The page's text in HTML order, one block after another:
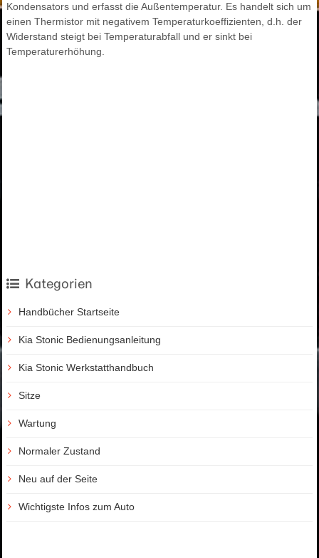
Kondensators und erfasst die Außentemperatur. Es handelt sich um
einen Thermistor mit negativem Temperaturkoeffizienten, d.h. der
Widerstand steigt bei Temperaturabfall und er sinkt bei
Temperaturerhöhung.
Kategorien
Handbücher Startseite
Kia Stonic Bedienungsanleitung
Kia Stonic Werkstatthandbuch
Sitze
Wartung
Normaler Zustand
Neu auf der Seite
Wichtigste Infos zum Auto